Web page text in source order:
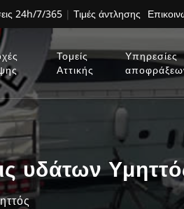
24h/7/365 | Τιμές άντλησης
Τομείς
Αττικής
Υπηρεσίες
υδάτων